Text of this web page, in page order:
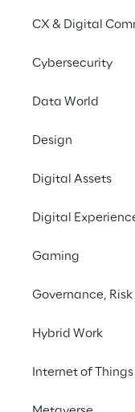
CX & Digital
Cybersecurity
Data World
Design
Digital Assets
Digital
Gaming
Governance,
Hybrid Work
Internet of Things
2022